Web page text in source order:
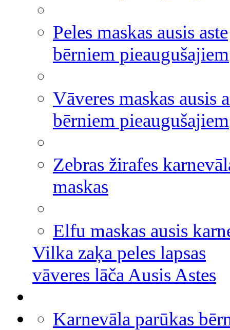
Peles maskas ausis aste
bērniem pieaugušajiem
Vāveres maskas ausis
bērniem pieaugušajiem
Zebras žirafes
maskas
Elfu maskas ausis
Vilka zaķa peles lapsas
vāveres lāča Ausis Astes
Karnevāla parūkas